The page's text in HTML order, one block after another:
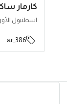
كارمار
اسطنبول
386_ar